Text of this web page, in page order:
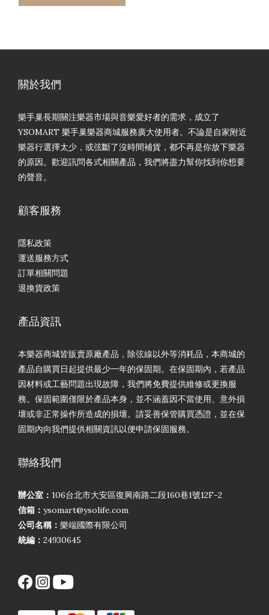
關於我們
樂手巢長期關注樂器市場與音樂愛好者的需求，成立了
YSOMART 樂手巢樂器商城服務廣大使用者。不論是自家附近
樂器行選擇太少，或弦斷了沒時間補貨，都不再是你放下樂器
的原因。歡迎訊問各式相關產品，我們將盡力幫你找到你想要
的聲音。
顧客服務
隱私政策
運送服務方式
訂單相關問題
退換貨政策
產品資訊
本樂器商城皆販賣原廠產品，除弦線以外等消耗品，本商城的
產品自購買日起提供最少一年的保固期。在保固期內，若產品
因材料或工藝問題出現故障，我們將免費提供維修或更換服
務。保固範圍僅限於產品本身，並不涵蓋因不當使用、意外損
壞或非正常操作所造成的損壞。請妥善保管購買憑證，並在保
固期內向我們提供相關資訊以便申請保固服務。
聯絡我們
辦公室： 106台北市大安區復興南路二段160巷1號12F-2
信箱： ysomart@ysolife.com
公司名稱： 樂端國際有限公司
統編： 24930645